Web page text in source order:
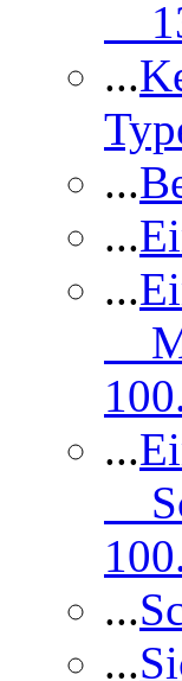
...
...
...
...
...
...
...